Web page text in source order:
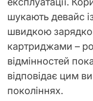
шукають девайс
швидкою
картриджами –
відмінностей
відповідає цим
поколіннях.